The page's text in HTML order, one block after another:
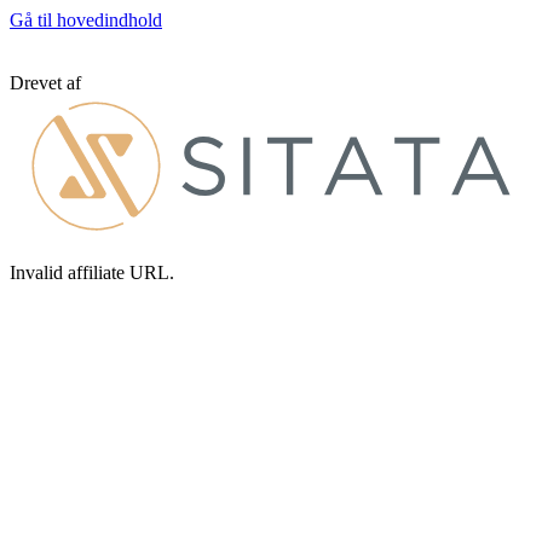
Gå til hovedindhold
Drevet af
Invalid affiliate URL.